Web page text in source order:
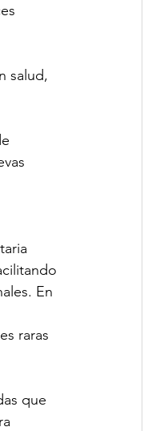
salud,
En
raras
que